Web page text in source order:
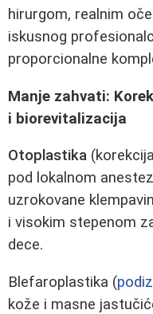
hirurgom, realnim
iskusnog
proporcionalne
Manje zahvati:
i biorevitalizacija
Otoplastika
pod lokalnom
uzrokovane
i visokim stepenom
dece.
Blefaroplastika (
kože i masne